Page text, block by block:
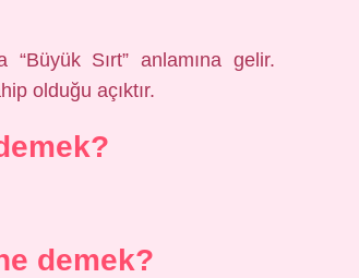
Sırt” anlamına gelir.
olduğu açıktır.
demek?